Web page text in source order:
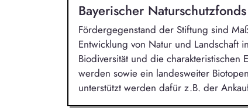
Bayerischer Naturschutzfonds
Fördergegenstand der Stiftung sind
Entwicklung von Natur und Landschaft
Biodiversität und die charakteristischen
werden sowie ein landesweiter
unterstützt werden dafür z.B. der